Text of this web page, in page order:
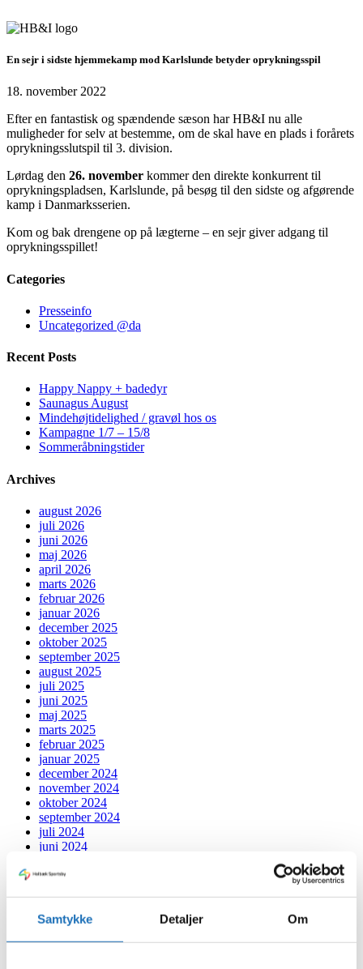
Samtykke Detaljer Om
En sejr i sidste hjemmekamp mod Karlslunde betyder oprykningsspil
18. november 2022
Efter en fantastisk og spændende sæson har HB&I nu alle
muligheder for selv at bestemme, om de skal have en plads i forårets
oprykningsslutspil til 3. division.
Lørdag den 26. november kommer den direkte konkurrent til
oprykningspladsen, Karlslunde, på besøg til den sidste og afgørende
kamp i Danmarksserien.
Kom og bak drengene op på lægterne – en sejr giver adgang til
oprykningsspillet!
Categories
Presseinfo
Uncategorized @da
Recent Posts
Happy Nappy + badedyr
Saunagus August
Mindehøjtidelighed / gravøl hos os
Kampagne 1/7 – 15/8
Sommeråbningstider
Archives
august 2026
juli 2026
juni 2026
maj 2026
april 2026
marts 2026
februar 2026
januar 2026
december 2025
oktober 2025
september 2025
august 2025
juli 2025
juni 2025
maj 2025
marts 2025
februar 2025
januar 2025
december 2024
november 2024
oktober 2024
september 2024
juli 2024
juni 2024
april 2024
januar 2024